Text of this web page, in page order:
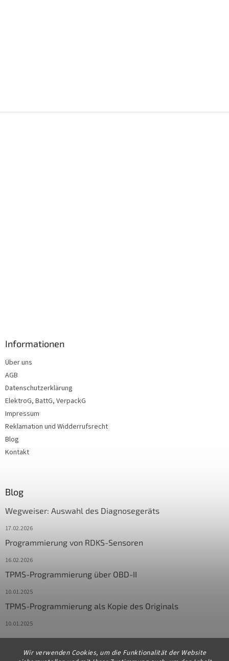
Wir verwenden Cookies, um die Funktionalität der Website
Informationen
Über uns
AGB
Datenschutzerklärung
ElektroG, BattG, VerpackG
Impressum
Reklamation und Widderrufsrecht
Blog
Kontakt
Blog
Wegweiser: Auswahl des Diagnosegeräts
17.02.2026
Programmierung von RDKS-Sensoren
16.02.2026
TPMS-Programmierung über OBD-II
10.01.2025
TPMS-Programmierung als Kopie des Originals
10.01.2025
Kontakt